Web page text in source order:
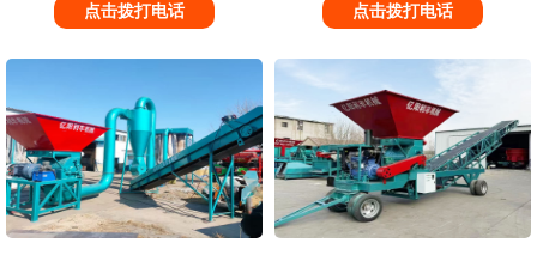
点击拨打电话
点击拨打电话